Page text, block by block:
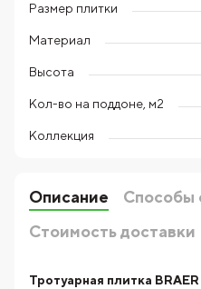
Размер плитки
Материал
Высота
Кол-во на поддоне, м2
Коллекция
Описание
Способы
Стоимость доставки
Тротуарная плитка